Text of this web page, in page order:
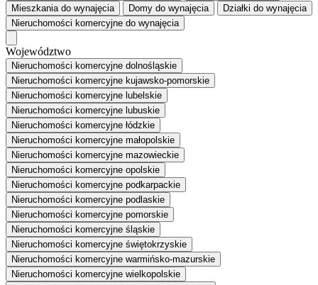
Mieszkaniado wynajęcia Domy do wynajęcia Działki do wynajęcia
Nieruchomości komercyjne do wynajęcia
Województwo
Nieruchomości komercyjne dolnośląskie
Nieruchomości komercyjne kujawsko-pomorskie
Nieruchomości komercyjne lubelskie
Nieruchomości komercyjne lubuskie
Nieruchomości komercyjne łódzkie
Nieruchomości komercyjne małopolskie
Nieruchomości komercyjne mazowieckie
Nieruchomości komercyjne opolskie
Nieruchomości komercyjne podkarpackie
Nieruchomości komercyjne podlaskie
Nieruchomości komercyjne pomorskie
Nieruchomości komercyjne śląskie
Nieruchomości komercyjne świętokrzyskie
Nieruchomości komercyjne warmińsko-mazurskie
Nieruchomości komercyjne wielkopolskie